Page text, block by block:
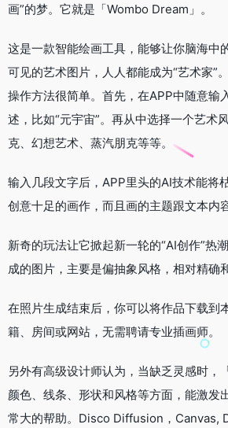
画”的梦。它就是「Wombo Dream」。
这是一款智能绘画工具，能够让你脑海中
可见的艺术图片，人人都能成为“艺术家”。
操作方法很简单。首先，在APP中随意输
述，比如“元宇宙”。再从中选择一个艺术
克、幻想艺术、蒸汽朋克等等。
输入几段文字后，APP里头的AI技术能将
创意十足的画作，而且画的主题跟文本内
新奇的玩法让它掀起新一轮的“AI创作”热
成的图片，主要是偏抽象风格，相对精确
在照片生成结束后，你可以将作品下载到
籍、房间或网站，无需聘请专业插画师。
另外有高级设计师认为，当缺乏灵感时，
颜色、线条、形状和风格等方面，能激发
常大的帮助。Disco Diffusion，Canvas,